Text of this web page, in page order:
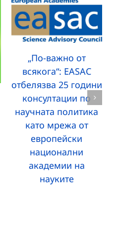
„По-важно от
всякога“: EASAC
отбелязва 25 години
консултации по
научната политика
като мрежа от
европейски
национални
академии на
науките